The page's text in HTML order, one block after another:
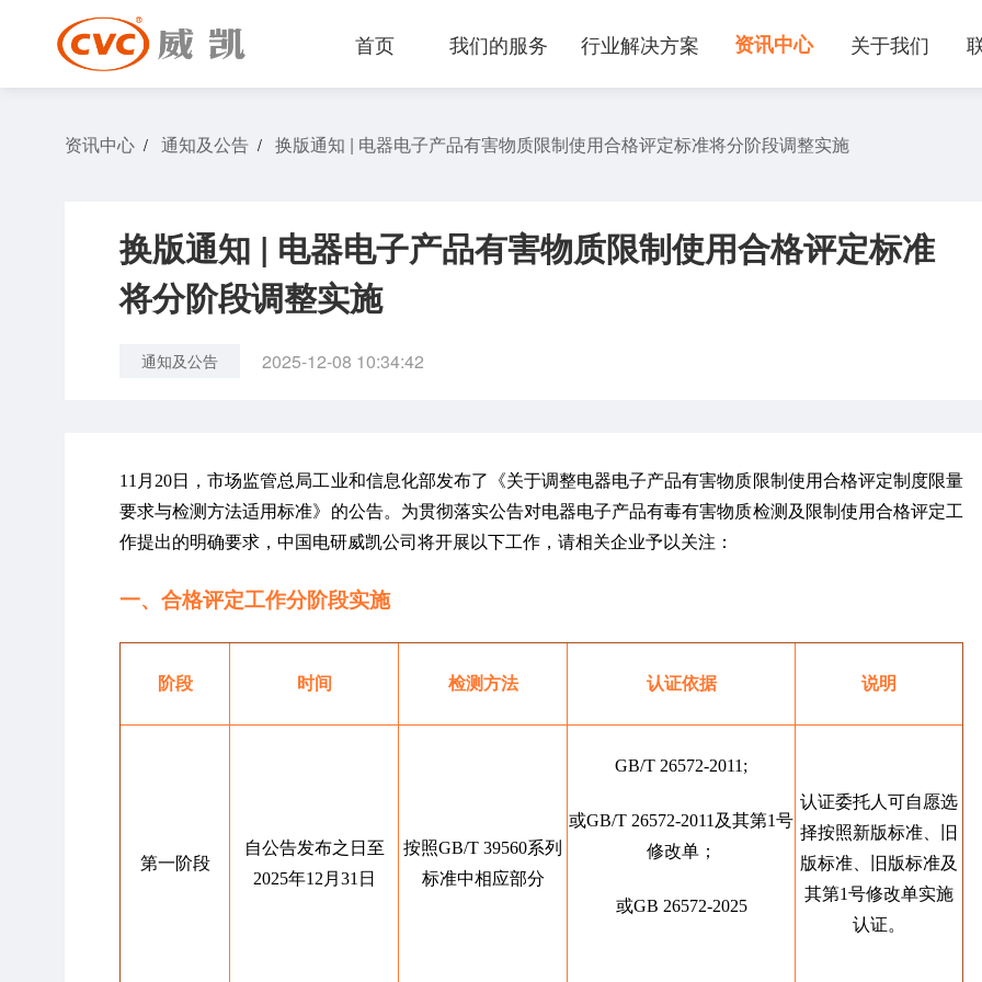
首页 我们的服务 行业解决方案 资讯中心 关于我们
资讯中心 / 通知及公告 / 换版通知 | 电器电子产品有害物质限制使用合格评定标准将分阶段调整实施
换版通知 | 电器电子产品有害物质限制使用合格评定标准
将分阶段调整实施
通知及公告 2025-12-08 10:34:42
11月20日，市场监管总局工业和信息化部发布了《关于调整电器电子产品有害物质限制使用合格评定制度限量
要求与检测方法适用标准》的公告。为贯彻落实公告对电器电子产品有毒有害物质检测及限制使用合格评定工
作提出的明确要求，中国电研威凯公司将开展以下工作，请相关企业予以关注：
一、合格评定工作分阶段实施
阶段 时间 检测方法 认证依据 说明
第一阶段
自公告发布之日至
2025年12月31日
按照GB/T 39560系列
标准中相应部分
GB/T 26572-2011;
或GB/T 26572-2011及其第1号
修改单；
或GB 26572-2025
认证委托人可自愿选
择按照新版标准、旧
版标准、旧版标准及
其第1号修改单实施
认证。